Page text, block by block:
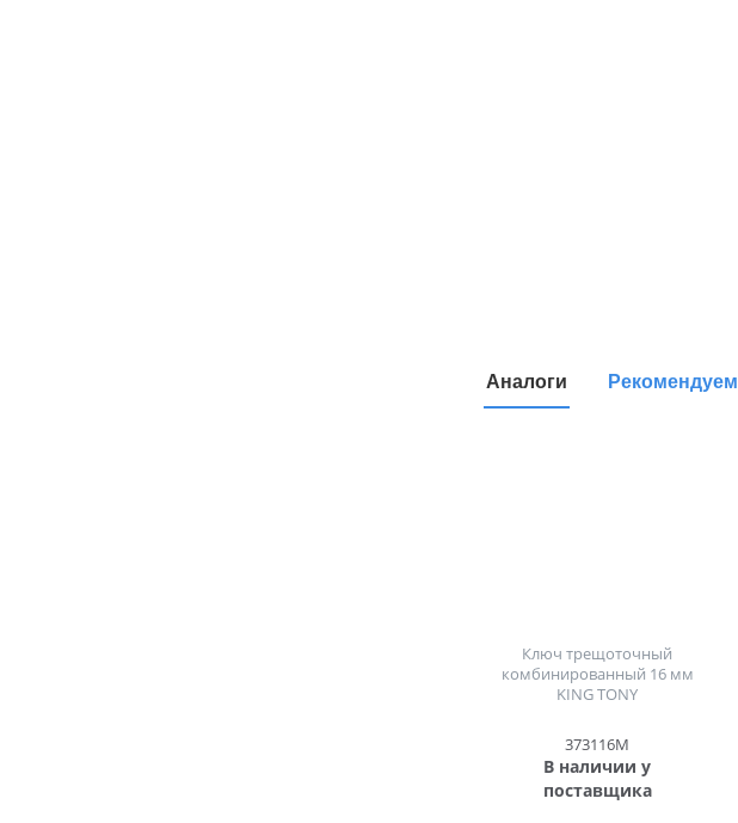
Аналоги Рекомендуем
Ключ трещоточный
комбинированный 16 мм
KING TONY
373116M
В наличии у
поставщика